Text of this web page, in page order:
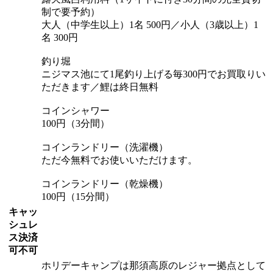
制で要予約）
大人（中学生以上）1名 500円／小人（3歳以上）1
名 300円
釣り堀
ニジマス池にて1尾釣り上げる毎300円でお買取りい
ただきます／鯉は終日無料
コインシャワー
100円（3分間）
コインランドリー（洗濯機）
ただ今無料でお使いいただけます。
コインランドリー（乾燥機）
100円（15分間）
キャッ
シュレ
ス決済
可不可
ホリデーキャンプは那須高原のレジャー拠点として